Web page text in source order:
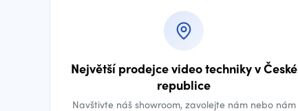
Největší prodejce video techniky v České
republice
Navštivte náš showroom, zavolejte nám nebo nám